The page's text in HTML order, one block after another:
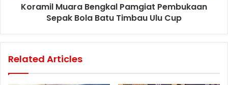
Koramil Muara Bengkal Pamgiat Pembukaan
Sepak Bola Batu Timbau Ulu Cup
Related Articles